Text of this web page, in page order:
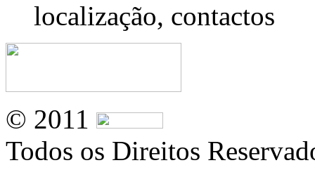
localização, contactos
© 2011
Todos os Direitos